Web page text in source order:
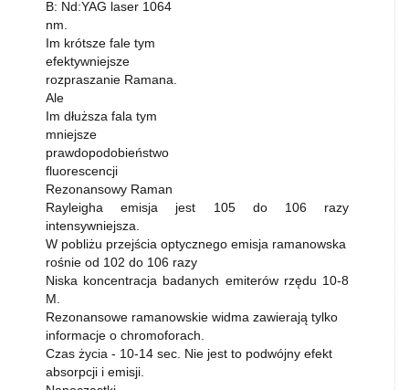
B: Nd:YAG laser 1064
nm.
Im krótsze fale tym
efektywniejsze
rozpraszanie Ramana.
Ale
Im dłuższa fala tym
mniejsze
prawdopodobieństwo
fluorescencji
Rezonansowy Raman
Rayleigha emisja jest 105 do 106 razy
intensywniejsza.
W pobliżu przejścia optycznego emisja ramanowska
rośnie od 102 do 106 razy
Niska koncentracja badanych emiterów rzędu 10-8
M.
Rezonansowe ramanowskie widma zawierają tylko
informacje o chromoforach.
Czas życia - 10-14 sec. Nie jest to podwójny efekt
absorpcji i emisji.